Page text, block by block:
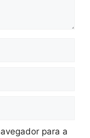
para a